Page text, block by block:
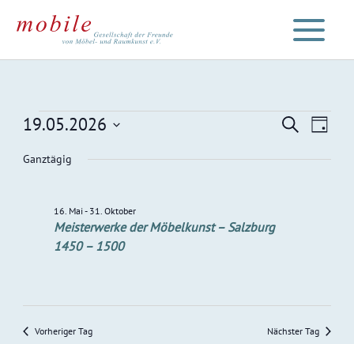
Inhalt
springen
Veranstaltungen
19.
2026
SucheTag
19.05.2026
wählen.
Ganztägig
Meisterwerke der Möbelkunst – Salzburg
1450 – 1500
16. Mai- 31. Oktober
Vorheriger Tag Nächster Tag